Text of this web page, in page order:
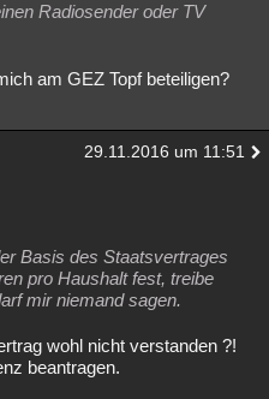
Radiosender oder TV
am GEZ Topf beteiligen?
29.11.2016 um 11:51
Basis des Staatsvertrages
pro Haushalt fest, treibe
mir niemand sagen.
wohl nicht verstanden ?!
beantragen.